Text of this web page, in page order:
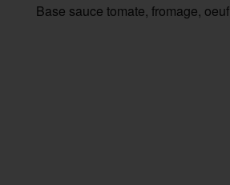
Base sauce tomate, fromage, oeuf